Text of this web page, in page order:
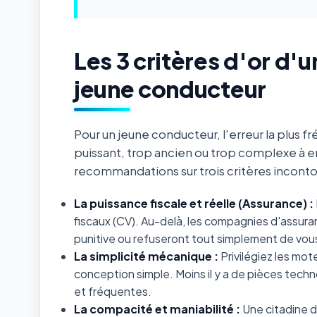
Les 3 critères d'or
jeune conducteur
Pour un jeune conducteur, l'erreur la plus
puissant, trop ancien ou trop complexe à
recommandations sur trois critères
La puissance fiscale et réelle (Assurance) :
fiscaux (CV). Au-delà, les compagnies
punitive ou refuseront tout simplement de
La simplicité mécanique : Privilégiez les
conception simple. Moins il y a de pièces
et fréquentes.
La compacité et maniabilité : Une citadine